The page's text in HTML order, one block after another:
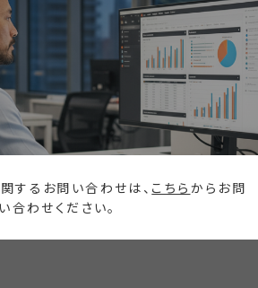
するお問い合わせは、 こちら からお問
い合わせください。